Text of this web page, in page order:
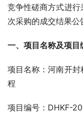
竞争性磋商方式进
次采购的成交结果公
一、项目名称及项目
项目名称：河南开
程
项目编号：DHKF-